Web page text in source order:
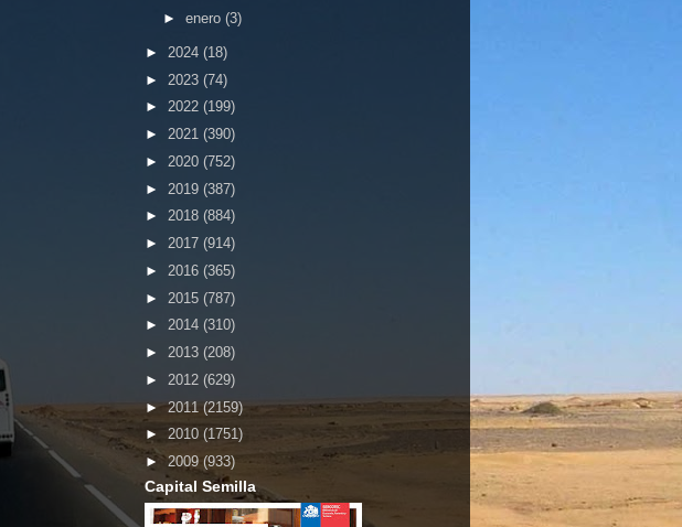
► enero (3)
► 2024 (18)
► 2023 (74)
► 2022 (199)
► 2021 (390)
► 2020 (752)
► 2019 (387)
► 2018 (884)
► 2017 (914)
► 2016 (365)
► 2015 (787)
► 2014 (310)
► 2013 (208)
► 2012 (629)
►2011(2159)
► 2010 (1751)
►2009 (933)
Capital Semilla